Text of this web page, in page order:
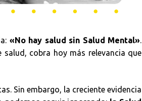
«No hay salud sin Salud Mental».
cobra hoy más relevancia que
Sin embargo, la creciente evidencia